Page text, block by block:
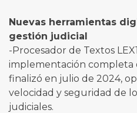
Nuevas herramientas
gestión judicial
-Procesador de Textos
implementación completa
finalizó en julio de 2024,
velocidad y seguridad de
judiciales.